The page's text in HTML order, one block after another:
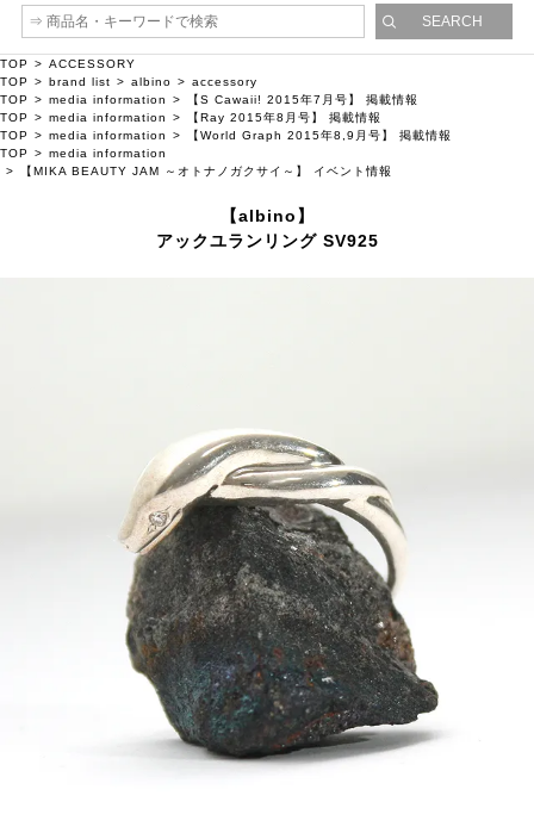
TOP
ACCESSORY
TOP
brand list albino
accessory
TOP
media information
【S Cawaii! 2015年7月号】 掲載情報
TOP
media information
【Ray 2015年8月号】 掲載情報
TOP
media information
【World Graph 2015年8,9月号】 掲載情報
TOP
media information
【MIKA BEAUTY JAM ～オトナノガクサイ～】 イベント情報
【albino】
アックユランリング SV925